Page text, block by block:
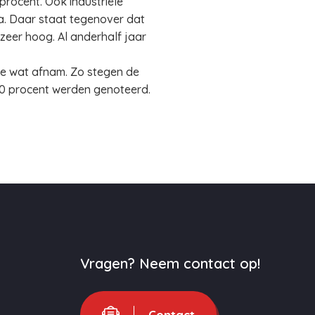
Daar staat tegenover dat
hoog. Al anderhalf jaar
wat afnam. Zo stegen de
procent werden genoteerd.
Vragen? Neem contact op!